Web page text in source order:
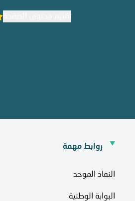
روابط مهمة
النفاذ الموحد
البوابة الوطنية